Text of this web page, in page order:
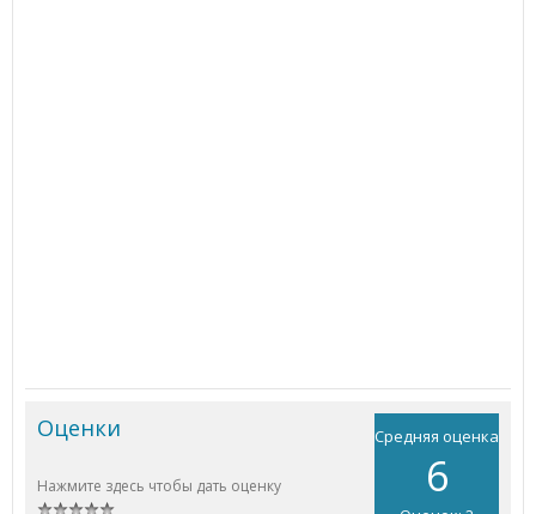
Средняя оценка
6
Оценки
Нажмите здесь чтобы дать оценку